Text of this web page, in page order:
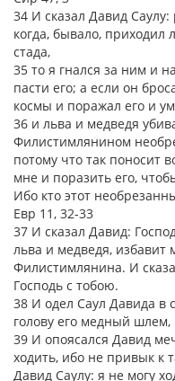
34 И сказал Давид Саулу:
когда, бывало, приходил
стада,
35 то я гнался за ним и
пасти его; а если он
космы и поражал его и
36 и льва и медведя
Филистимлянином
потому что так поносит
мне и поразить его,
Ибо кто этот
Евр 11, 32-33
37 И сказал Давид:
льва и медведя, избавит
Филистимлянина. И
Господь с тобою.
38 И одел Саул Давида в
голову его медный
39 И опоясался Давид
ходить, ибо не привык к
Давид Саулу: я не могу